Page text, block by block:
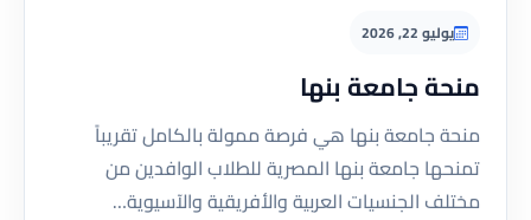
يوليو 22, 2026
منحة جامعة بنها
منحة جامعة بنها هي فرصة ممولة بالكامل تقريباً
تمنحها جامعة بنها المصرية للطلاب الوافدين من
مختلف الجنسيات العربية والأفريقية والآسيوية…